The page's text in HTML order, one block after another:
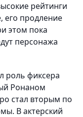
рейтинги
его продление
этом пока
персонажа
роль фиксерa
Ронаном
стал вторым по
В актерский